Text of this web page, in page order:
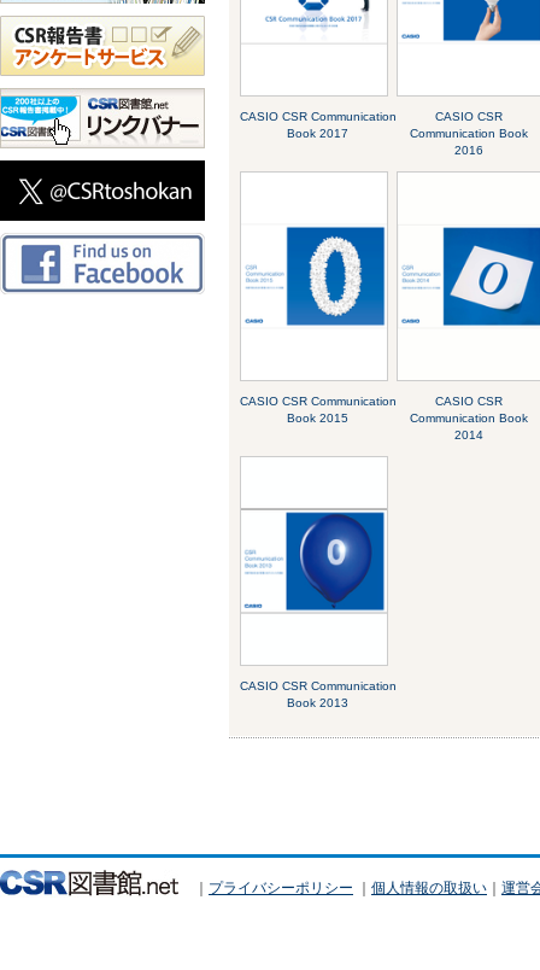
CASIO CSR Communication
Book 2017
CASIO CSR
Communication Book
2016
CASIO CSR Communication
Book 2015
CASIO CSR
Communication Book
2014
CASIO CSR Communication
Book 2013
｜ プライバシーポリシー ｜ 個人情報の取扱い ｜ 運営